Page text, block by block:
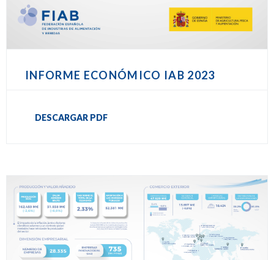
INFORME ECONÓMICO IAB 2023
DESCARGAR PDF